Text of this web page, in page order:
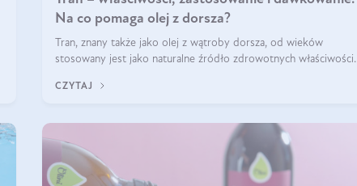
Na co pomaga olej z dorsza?
Tran, znany także jako olej z wątroby dorsza, od wieków
stosowany jest jako naturalne źródło zdrowotnych właściwości.
niezastąpiony dla utr
CZYTAJ